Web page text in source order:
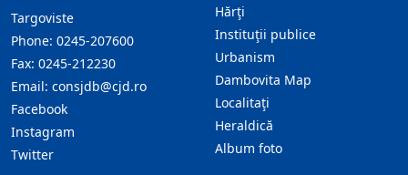
Targoviste
Phone: 0245-207600
Fax: 0245-212230
Email: consjdb@cjd.ro
Facebook
Instagram
Twitter
Hărţi
Instituţii publice
Urbanism
Dambovita Map
Localitaţi
Heraldică
Album foto